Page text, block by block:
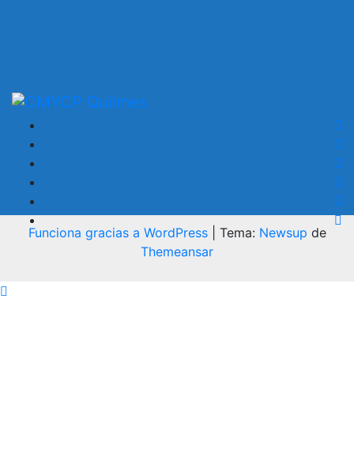
Funciona gracias a WordPress Tema: Newsup de
Themeansar